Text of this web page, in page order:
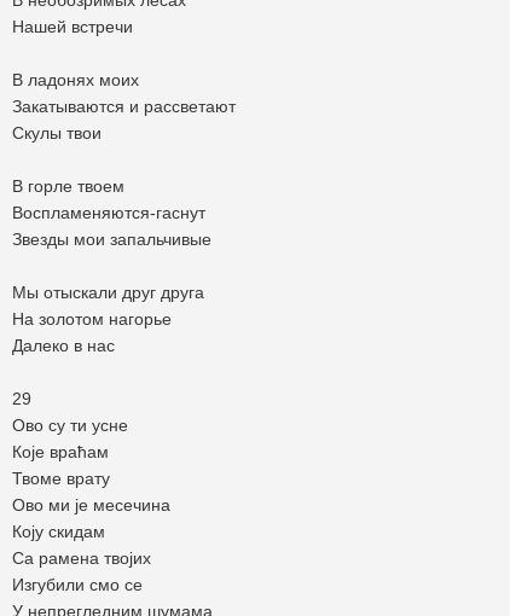
Нашей встречи
В ладонях моих
Закатываются и рассветают
Скулы твои
В горле твоем
Воспламеняются-гаснут
Звезды мои запальчивые
Мы отыскали друг друга
На золотом нагорье
Далеко в нас
29
Oво су ти усне
Које враћам
Твоме врату
Ово ми је месечина
Коју скидам
Са рамена твојих
Изгубили смо се
У непрегледним шумама